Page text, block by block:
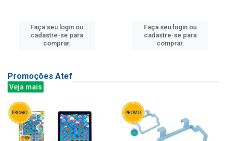
Faça seu login ou
cadastre-se para
comprar.
Faça seu login ou
cadastre-se para
comprar.
Promoções Atef
Veja mais